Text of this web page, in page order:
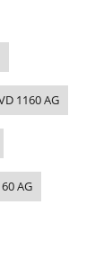
1160 AG
AG